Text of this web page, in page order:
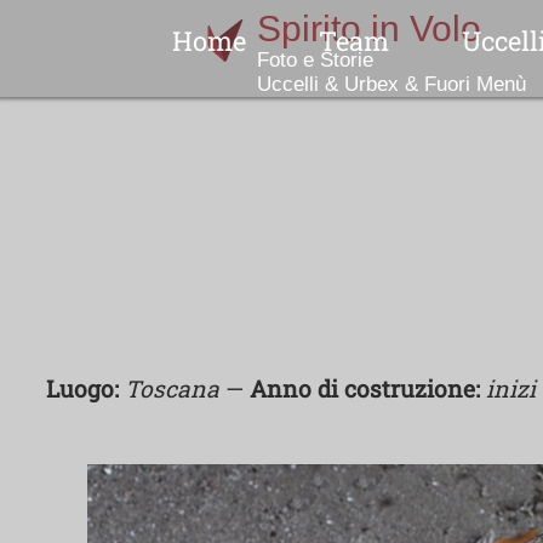
Home Team
Indice
Luogo: Toscana — Anno di costruzione: inizi